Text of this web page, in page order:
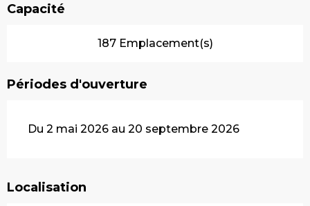
Capacité
187 Emplacement(s)
Périodes d'ouverture
Du 2 mai 2026 au 20 septembre 2026
Localisation